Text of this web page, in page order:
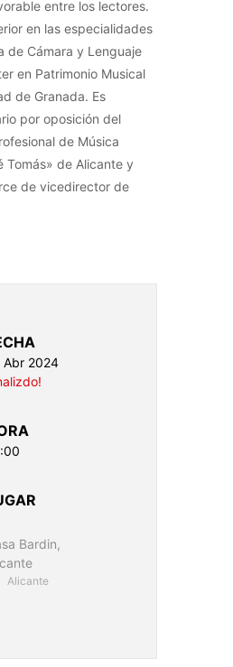
entre los lectores.
en las especialidades
de Cámara y Lenguaje
en Patrimonio Musical
de Granada. Es
por oposición del
de Música
Tomás» de Alicante y
de vicedirector de
Abr 2024
Bardin,
Alicante